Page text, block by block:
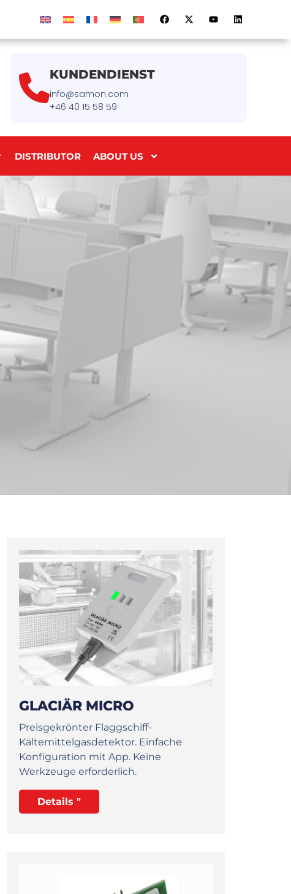
KUNDENDIENST
info@samon.com
+46 40 15 58 59
DISTRIBUTOR ABOUT US
GLACIÄR MICRO
Preisgekrönter Flaggschiff-
Kältemittelgasdetektor. Einfache
Konfiguration mit App. Keine
Werkzeuge erforderlich.
Details "